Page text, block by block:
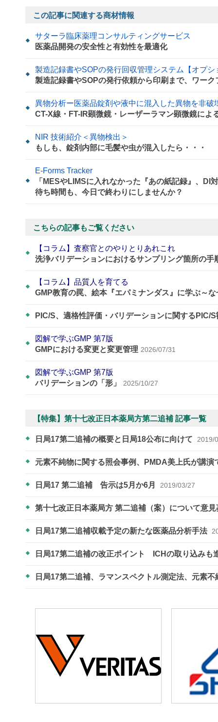
この記事に関連する商材情報
サターラ臨床薬理コンサルティングサービス
医薬品開発の安全性と有効性を最適化
製造記録書やSOPの発行回収管理システム【オプシ
製造記録書やSOPの発行依頼から印刷まで、ワー
異物分析ー医薬品錠剤や液中に混入した異物を非破
CT-X線・FT-IR顕微鏡・レーザーラマン顕微鏡によ
NIR 技術紹介＜異物検出＞
もしも、錠剤内部に毛髪や虫が混入したら・・・
E-Forms Tracker
「MESやLIMSに入れなかった『あの紙記録』、
待ち時間も、今日で終わりにしませんか？
こちらの記事もご覧ください
【コラム】査察官とのやりとりあれこれ
洗浄バリデーションにおけるサンプリング箇所の手
【コラム】品質人を育てる
GMP教育の罠、絵本『エパミナンダス』に学ぶ～
PIC/S、適格性評価・バリデーションに関するPIC/
図解で学ぶGMP 第7版
GMPにおける変更と変更管理 2026/07/31
図解で学ぶGMP 第7版
バリデーションの「形」
2025/10/27
【特集】第十七改正日本薬局方第二追補 記事一覧
日局17第二追補の概要と日局18公布に向けて 2019/
元素不純物に関する照会事例、PMDA美上氏が講
日局17 第二追補 告示は5月か6月 2019/03/27
第十七改正日本薬局方 第二追補（案）について意
日局17第二追補収載予定の新たな医薬品分析手法
日局17第二追補の改正ポイント ICHの取り込みも
日局17第二追補、ラマンスペクトル測定法、元素